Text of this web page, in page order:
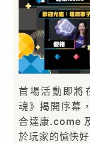
首場活動即將
魂》揭開序幕
合達康.come
於玩家的愉快好